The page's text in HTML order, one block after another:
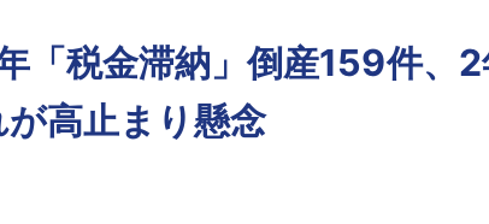
「税金滞納」倒産159件、
高止まり懸念